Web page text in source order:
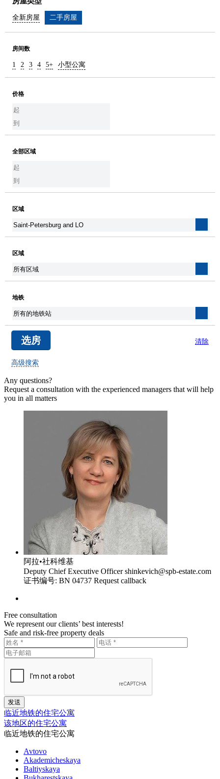
全新房屋 二手房屋
房间数
1 2 3 4 5+ 小型公寓
价格
全部区域
区域
区域
地铁
清除
高级搜索
Any questions?
Request a consultation with the experienced managers that will help
you in all matters
阿拉•社科维基
Deputy Chief Executive Officer shinkevich@spb-estate.com
证书编号: BN 04737 Request callback
Free consultation
We represent our clients’ best interests!
Safe and risk-free property deals
临近地铁的住宅公寓
该地区的住宅公寓
临近地铁的住宅公寓
Avtovo
Akademicheskaya
Baltiyskaya